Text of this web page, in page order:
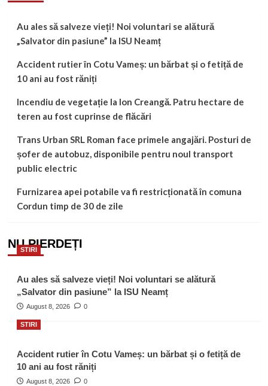
Au ales să salveze vieți! Noi voluntari se alătură
„Salvator din pasiune” la ISU Neamț
Accident rutier în Cotu Vameș: un bărbat și o fetiță de
10 ani au fost răniți
Incendiu de vegetație la Ion Creangă. Patru hectare de
teren au fost cuprinse de flăcări
Trans Urban SRL Roman face primele angajări. Posturi de
șofer de autobuz, disponibile pentru noul transport
public electric
Furnizarea apei potabile va fi restricționată în comuna
Cordun timp de 30 de zile
NU PIERDEȚI
STIRI
Au ales să salveze vieți! Noi voluntari se alătură
„Salvator din pasiune” la ISU Neamț
August 8, 2026 0
STIRI
Accident rutier în Cotu Vameș: un bărbat și o fetiță de
10 ani au fost răniți
August 8, 2026 0